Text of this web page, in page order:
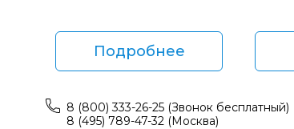
Подробнее
8 (800) 333-26-25 (Звонок бесплатный)
8 (495) 789-47-32 (Москва)